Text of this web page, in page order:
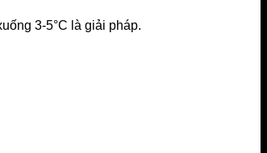
3-5°C là giải pháp.